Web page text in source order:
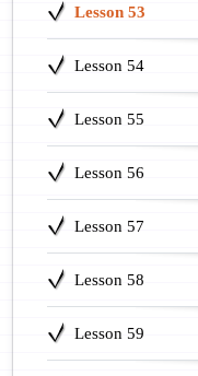
Lesson 53
Lesson 54
Lesson 55
Lesson 56
Lesson 57
Lesson 58
Lesson 59